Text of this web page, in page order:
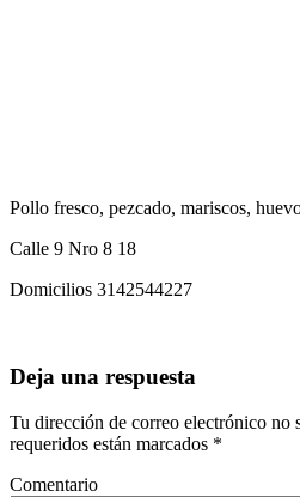
Pollo fresco, pezcado, mariscos,
Calle 9 Nro 8 18
Domicilios 3142544227
Deja una respuesta
Tu dirección de correo electrónico no
requeridos están marcados *
Comentario